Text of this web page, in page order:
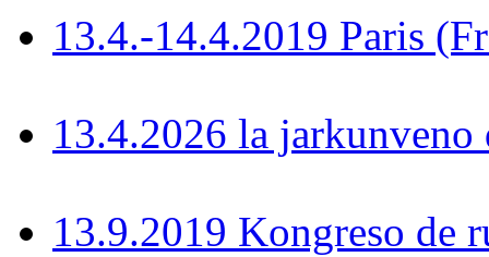
13.4.-14.4.2019 Paris
13.4.2026 la jarkunveno
13.9.2019 Kongreso de